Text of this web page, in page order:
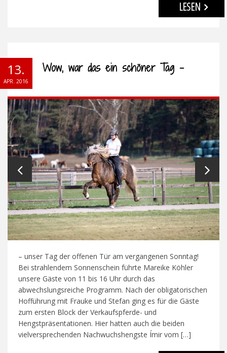
LESEN
13.
APR. 2016
Wow, war das ein schöner Tag –
– unser Tag der offenen Tür am vergangenen Sonntag!
Bei strahlendem Sonnenschein führte Mareike Köhler
unsere Gäste von 11 bis 16 Uhr durch das
abwechslungsreiche Programm. Nach der obligatorischen
Hofführung mit Frauke und Stefan ging es für die Gäste
zum ersten Block der Verkaufspferde- und
Hengstpräsentationen. Hier hatten auch die beiden
vielversprechenden Nachwuchshengste Ímir vom […]